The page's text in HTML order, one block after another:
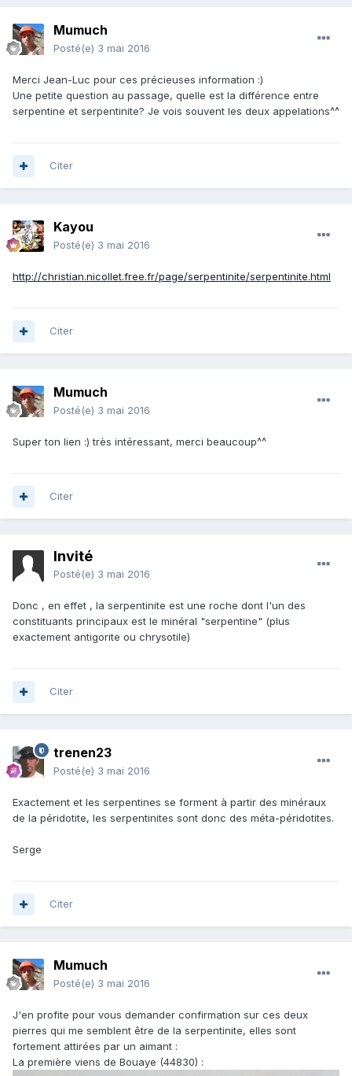
Mumuch
Posté(e) 3 mai 2016
Merci Jean-Luc pour ces précieuses information :)
Une petite question au passage, quelle est la différence entre
serpentine et serpentinite? Je vois souvent les deux appelations^^
Citer
Kayou
Posté(e) 3 mai 2016
http://christian.nicollet.free.fr/page/serpentinite/serpentinite.html
Citer
Mumuch
Posté(e) 3 mai 2016
Super ton lien :) très intéressant, merci beaucoup^^
Citer
Invité
Posté(e) 3 mai 2016
Donc , en effet , la serpentinite est une roche dont l'un des
constituants principaux est le minéral "serpentine" (plus
exactement antigorite ou chrysotile)
Citer
trenen23
Posté(e) 3 mai 2016
Exactement et les serpentines se forment à partir des minéraux
de la péridotite, les serpentinites sont donc des méta-péridotites.
Serge
Citer
Mumuch
Posté(e) 3 mai 2016
J'en profite pour vous demander confirmation sur ces deux
pierres qui me semblent être de la serpentinite, elles sont
fortement attirées par un aimant :
La première viens de Bouaye (44830) :